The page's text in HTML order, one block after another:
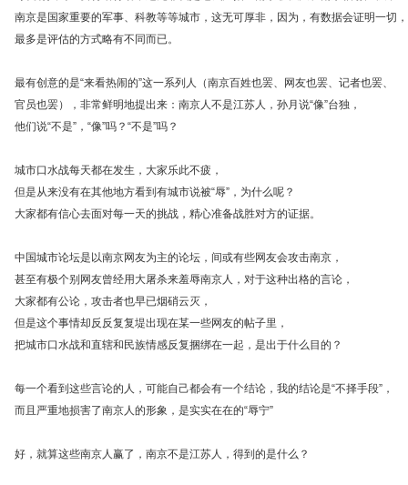
南京是国家重要的军事、科教等等城市，这无可厚非，因为，有数据会证明一切，
最多是评估的方式略有不同而已。
最有创意的是“来看热闹的”这一系列人（南京百姓也罢、网友也罢、记者也罢、
官员也罢），非常鲜明地提出来：南京人不是江苏人，孙月说“像”台独，
他们说“不是”，“像”吗？“不是”吗？
城市口水战每天都在发生，大家乐此不疲，
但是从来没有在其他地方看到有城市说被“辱”，为什么呢？
大家都有信心去面对每一天的挑战，精心准备战胜对方的证据。
中国城市论坛是以南京网友为主的论坛，间或有些网友会攻击南京，
甚至有极个别网友曾经用大屠杀来羞辱南京人，对于这种出格的言论，
大家都有公论，攻击者也早已烟硝云灭，
但是这个事情却反反复复堤出现在某一些网友的帖子里，
把城市口水战和直辖和民族情感反复捆绑在一起，是出于什么目的？
每一个看到这些言论的人，可能自己都会有一个结论，我的结论是“不择手段”，
而且严重地损害了南京人的形象，是实实在在的“辱宁”
好，就算这些南京人赢了，南京不是江苏人，得到的是什么？